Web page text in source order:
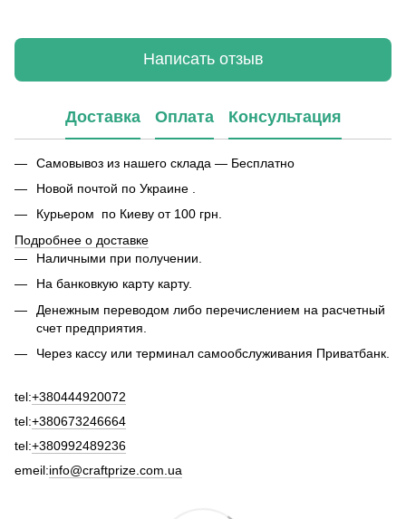
Написать отзыв
Доставка Оплата Консультация
Самовывоз из нашего склада — Бесплатно
Новой почтой по Украине .
Курьером по Киеву от 100 грн.
Подробнее о доставке
Наличными при получении.
На банковкую карту карту.
Денежным переводом либо перечислением на расчетный
счет предприятия.
Через кассу или терминал самообслуживания Приватбанк.
tel:+380444920072
tel:+380673246664
tel:+380992489236
emeil:info@craftprize.com.ua